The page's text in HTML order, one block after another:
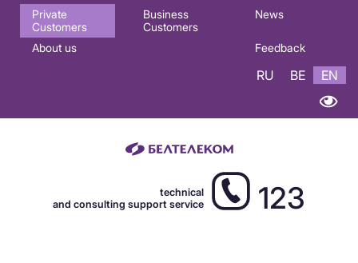
Основная
навигация
Private
Customers
Business
Customers
News
About us Feedback
RU BE EN
technical
and consulting support service
123